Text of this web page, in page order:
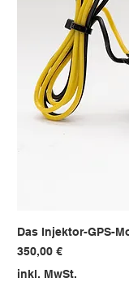
Das Injektor-GPS-
Preis
350,00 €
inkl. MwSt.